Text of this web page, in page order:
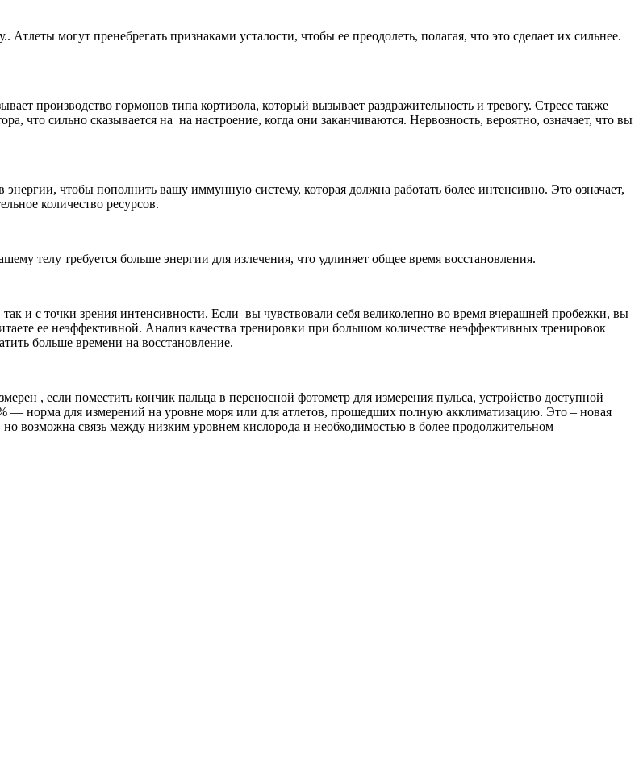
могут пренебрегать признаками усталости, чтобы ее преодолеть, полагая, что это сделает их сильнее.
производство гормонов типа кортизола, который вызывает раздражительность и тревогу. Стресс также
что сильно сказывается на на настроение, когда они заканчиваются. Нервозность, вероятно, означает, что вы
чтобы пополнить вашу иммунную систему, которая должна работать более интенсивно. Это означает,
количество ресурсов.
телу требуется больше энергии для излечения, что удлиняет общее время восстановления.
так и с точки зрения интенсивности. Если вы чувствовали себя великолепно во время вчерашней пробежки, вы
ее неэффективной. Анализ качества тренировки при большом количестве неэффективных тренировок
больше времени на восстановление.
, если поместить кончик пальца в переносной фотометр для измерения пульса, устройство доступной
— норма для измерений на уровне моря или для атлетов, прошедших полную акклиматизацию. Это – новая
но возможна связь между низким уровнем кислорода и необходимостью в более продолжительном